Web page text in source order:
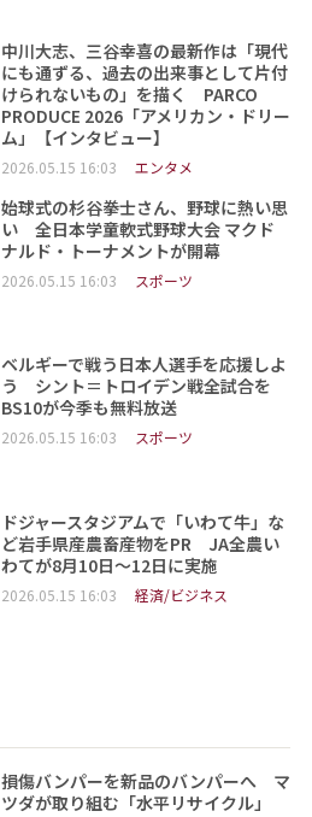
中川大志、三谷幸喜の最新作は「現代
にも通ずる、過去の出来事として片付
けられないもの」を描く PARCO
PRODUCE 2026「アメリカン・ドリー
ム」【インタビュー】
2026.05.15 16:03 エンタメ
始球式の杉谷拳士さん、野球に熱い思
い 全日本学童軟式野球大会 マクド
ナルド・トーナメントが開幕
2026.05.15 16:03 スポーツ
ベルギーで戦う日本人選手を応援しよ
う シント＝トロイデン戦全試合を
BS10が今季も無料放送
2026.05.15 16:03 スポーツ
ドジャースタジアムで「いわて牛」な
ど岩手県産農畜産物をPR JA全農い
わてが8月10日～12日に実施
2026.05.15 16:03 経済/ビジネス
損傷バンパーを新品のバンパーへ マ
ツダが取り組む「水平リサイクル」